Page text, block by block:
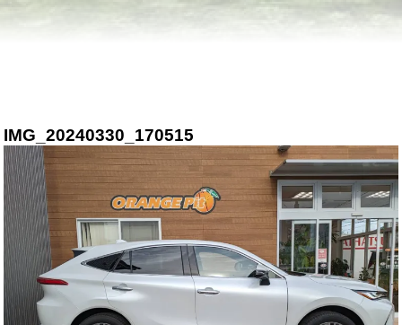
IMG_20240330_170515